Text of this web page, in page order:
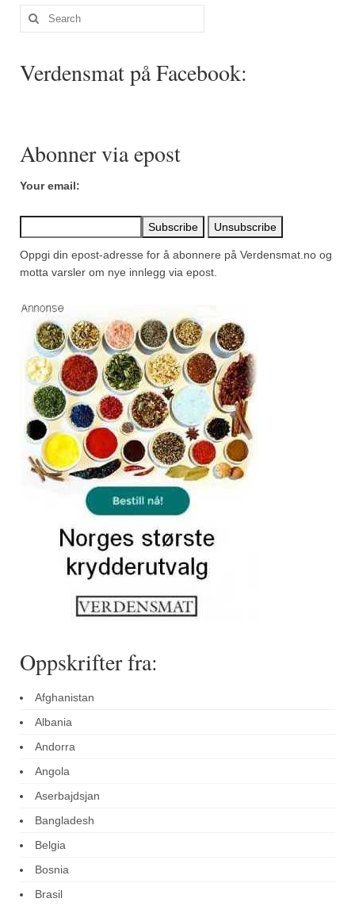
Search
for:
Verdensmat på Facebook:
Abonner via epost
Your email:
Oppgi din epost-adresse for å abonnere på Verdensmat.no og
motta varsler om nye innlegg via epost.
Oppskrifter fra:
Afghanistan
Albania
Andorra
Angola
Aserbajdsjan
Bangladesh
Belgia
Bosnia
Brasil